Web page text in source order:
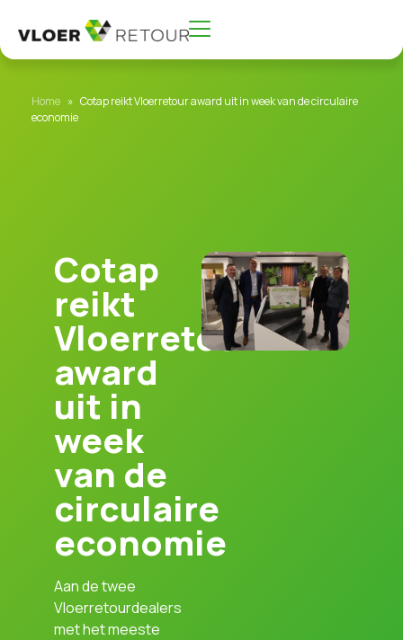
Home » Cotap reikt Vloerretour award uit in week van de circulaire
economie
Cotap
reikt
Vloerretour
award
uit in
week
van de
circulaire
economie
Aan de twee
Vloerretourdealers
met het meeste